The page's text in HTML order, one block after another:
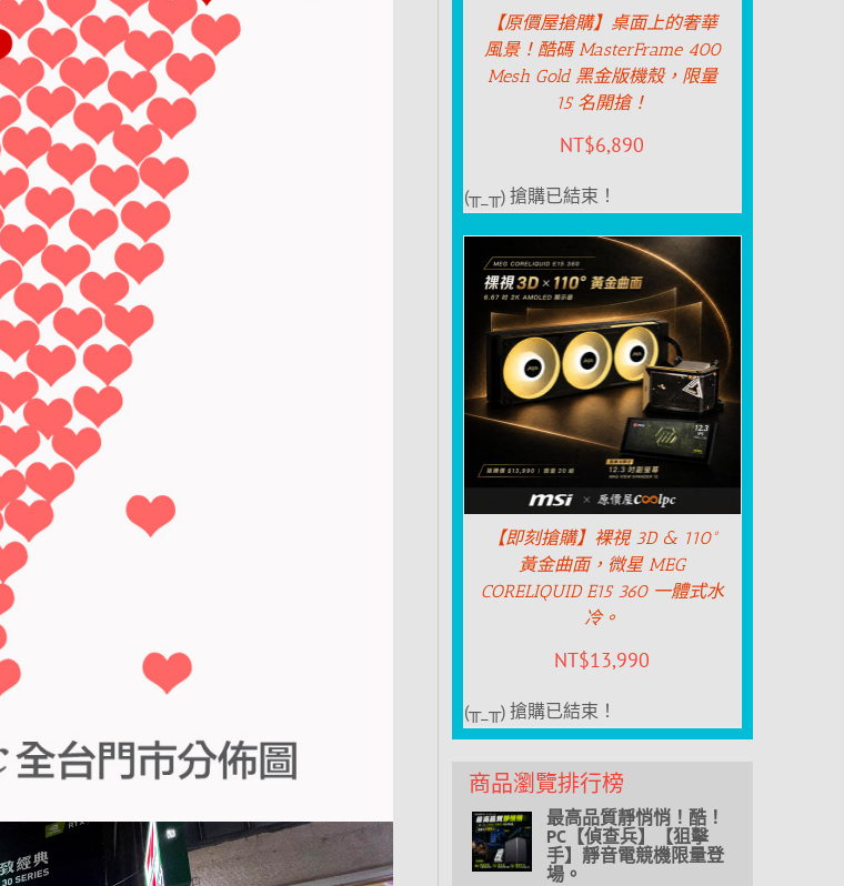
【原價屋搶購】桌面上的奢華
風景！酷碼 MasterFrame 400
Mesh Gold 黑金版機殼，限量
15 名開搶！
NT$6,890
(╥_╥) 搶購已結束！
【即刻搶購】裸視 3D & 110°
黃金曲面，微星 MEG
CORELIQUID E15 360 一體式水
冷。
NT$13,990
(╥_╥) 搶購已結束！
商品瀏覽排行榜
最高品質靜悄悄！酷！
PC【偵查兵】【狙擊
手】靜音電競機限量登
場。